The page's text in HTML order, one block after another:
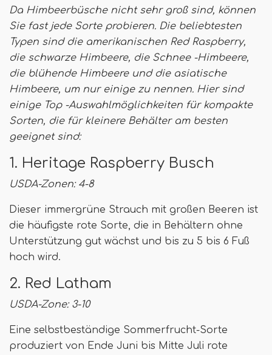
Da Himbeerbüsche nicht sehr groß sind, können
Sie fast jede Sorte probieren. Die beliebtesten
Typen sind die amerikanischen Red Raspberry,
die schwarze Himbeere, die Schnee -Himbeere,
die blühende Himbeere und die asiatische
Himbeere, um nur einige zu nennen. Hier sind
einige Top -Auswahlmöglichkeiten für kompakte
Sorten, die für kleinere Behälter am besten
geeignet sind:
1. Heritage Raspberry Busch
USDA-Zonen: 4-8
Dieser immergrüne Strauch mit großen Beeren ist
die häufigste rote Sorte, die in Behältern ohne
Unterstützung gut wächst und bis zu 5 bis 6 Fuß
hoch wird.
2. Red Latham
USDA-Zone: 3-10
Eine selbstbeständige Sommerfrucht-Sorte
produziert von Ende Juni bis Mitte Juli rote